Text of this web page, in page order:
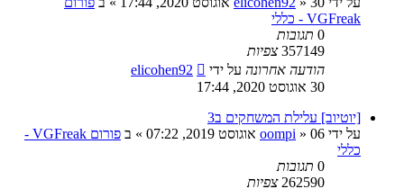
VGFreak - כללי
0 תגובות
357149 צפיות
הודעה אחרונה על ידי
elicohen92
30 אוגוסט 2020, 17:44
[יוטיוב] עלילת המשחקים ב3
על ידי
oompi » 06 אוגוסט 2019, 07:22 » ב
פורום VGFreak -
כללי
0 תגובות
262590 צפיות